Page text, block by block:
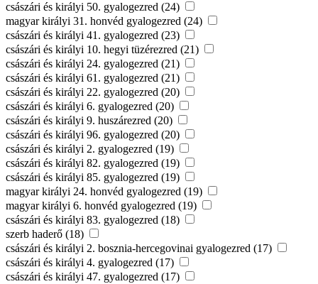
császári és királyi 50. gyalogezred (24)
magyar királyi 31. honvéd gyalogezred (24)
császári és királyi 41. gyalogezred (23)
császári és királyi 10. hegyi tüzérezred (21)
császári és királyi 24. gyalogezred (21)
császári és királyi 61. gyalogezred (21)
császári és királyi 22. gyalogezred (20)
császári és királyi 6. gyalogezred (20)
császári és királyi 9. huszárezred (20)
császári és királyi 96. gyalogezred (20)
császári és királyi 2. gyalogezred (19)
császári és királyi 82. gyalogezred (19)
császári és királyi 85. gyalogezred (19)
magyar királyi 24. honvéd gyalogezred (19)
magyar királyi 6. honvéd gyalogezred (19)
császári és királyi 83. gyalogezred (18)
szerb haderő (18)
császári és királyi 2. bosznia-hercegovinai gyalogezred (17)
császári és királyi 4. gyalogezred (17)
császári és királyi 47. gyalogezred (17)